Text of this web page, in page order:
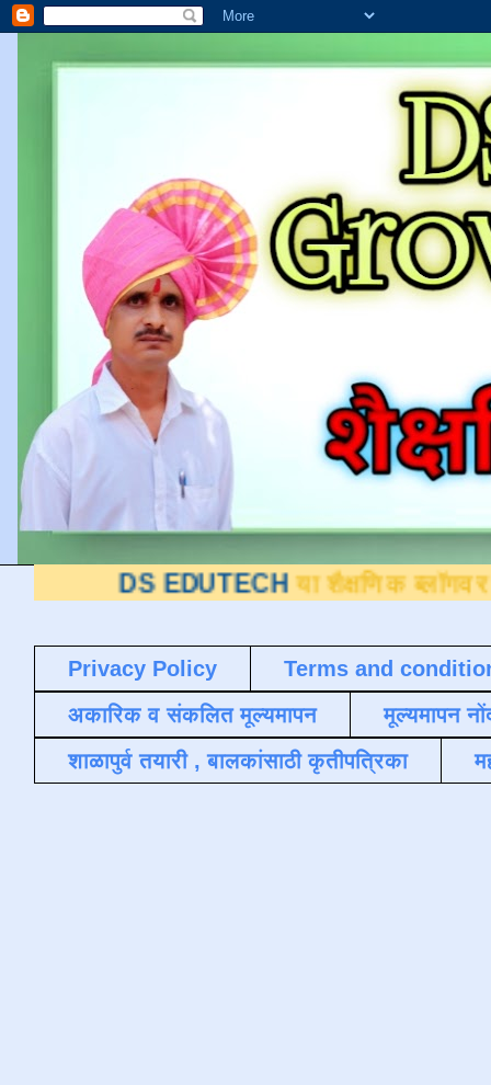
EDUTECH या शैक्षणिक ब्लॉगवर आपले
Privacy Policy
Terms and
अकारिक व संकलित मूल्यमापन
मूल्यमापन
शाळापुर्व तयारी , बालकांसाठी कृतीपत्रिका